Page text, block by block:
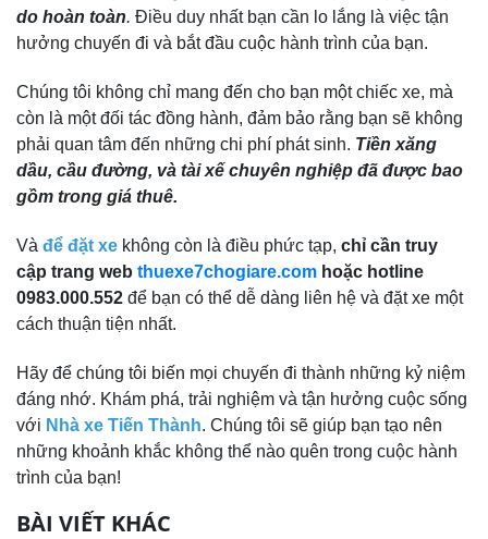
do hoàn toàn. Điều duy nhất bạn cần lo lắng là việc tận
hưởng chuyến đi và bắt đầu cuộc hành trình của bạn.
Chúng tôi không chỉ mang đến cho bạn một chiếc xe, mà
còn là một đối tác đồng hành, đảm bảo rằng bạn sẽ không
phải quan tâm đến những chi phí phát sinh. Tiền xăng
dầu, cầu đường, và tài xế chuyên nghiệp đã được bao
gồm trong giá thuê.
Và để đặt xe không còn là điều phức tạp, chỉ cần truy
cập trang web thuexe7chogiare.com hoặc hotline
0983.000.552 để bạn có thể dễ dàng liên hệ và đặt xe một
cách thuận tiện nhất.
Hãy để chúng tôi biến mọi chuyến đi thành những kỷ niệm
đáng nhớ. Khám phá, trải nghiệm và tận hưởng cuộc sống
với Nhà xe Tiến Thành. Chúng tôi sẽ giúp bạn tạo nên
những khoảnh khắc không thể nào quên trong cuộc hành
trình của bạn!
BÀI VIẾT KHÁC